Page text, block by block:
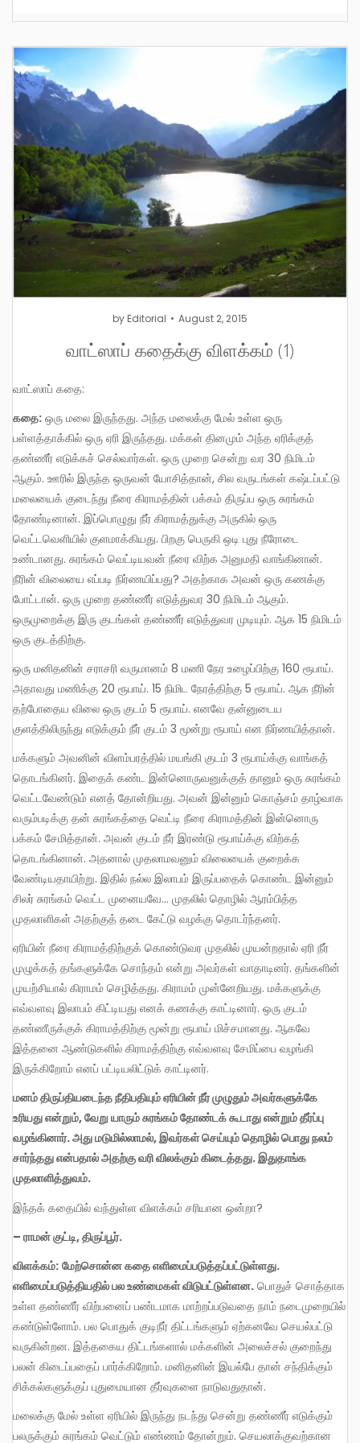
by Editorial August 2, 2015
வாட்ஸாப் கதைக்கு விளக்கம் (1)
வாட்ஸாப் கதை:
கதை: ஒரு மலை இருந்தது. அந்த மலைக்கு மேல் உள்ள ஒரு
பள்ளத்தாக்கில் ஒரு ஏரி இருந்தது. மக்கள் தினமும் அந்த ஏரிக்குத்
தண்ணீர் எடுக்கச் செல்வார்கள். ஒரு முறை சென்று வர 30 நிமிடம்
ஆகும். ஊரில் இருந்த ஒருவன் யோசித்தான், சில வருடங்கள் கஷ்டப்பட்டு
மலையைக் குடைந்து நீரை கிராமத்தின் பக்கம் திருப்ப ஒரு சுரங்கம்
தோண்டினான். இப்பொழுது நீர் கிராமத்துக்கு அருகில் ஒரு
வெட்டவெளியில் குளமாக்கியது. பிறகு பெருகி ஒடி புது நீரோடை
உண்டானது. சுரங்கம் வெட்டியவன் நீரை விற்க அனுமதி வாங்கினான்.
நீரின் விலையை எப்படி நிர்ணயிப்பது? அதற்காக அவன் ஒரு கணக்கு
போட்டான். ஒரு முறை தண்ணீர் எடுத்துவர 30 நிமிடம் ஆகும்.
ஒருமுறைக்கு இரு குடங்கள் தண்ணீர் எடுத்துவர முடியும். ஆக 15 நிமிடம்
ஒரு குடத்திற்கு.
ஒரு மனிதனின் சராசரி வருமானம் 8 மணி நேர உழைப்பிற்கு 160 ரூபாய்.
அதாவது மணிக்கு 20 ரூபாய். 15 நிமிட நேரத்திற்கு 5 ரூபாய். ஆக நீரின்
தற்போதைய விலை ஒரு குடம் 5 ரூபாய். எனவே தன்னுடைய
குளத்திலிருந்து எடுக்கும் நீர் குடம் 3 மூன்று ரூபாய் என நிர்ணயித்தான்.
மக்களும் அவனின் விளம்பரத்தில் மயங்கி குடம் 3 ரூபாய்க்கு வாங்கத்
தொடங்கினர். இதைக் கண்ட இன்னொருவனுக்குத் தானும் ஒரு சுரங்கம்
வெட்டவேண்டும் எனத் தோன்றியது. அவன் இன்னும் கொஞ்சம் தாழ்வாக
வரும்படிக்கு தன் சுரங்கத்தை வெட்டி நீரை கிராமத்தின் இன்னொரு
பக்கம் சேமித்தான். அவன் குடம் நீர் இரண்டு ரூபாய்க்கு விற்கத்
தொடங்கினான். அதனால் முதலாமவனும் விலையைக் குறைக்க
வேண்டியதாயிற்று. இதில் நல்ல இலாபம் இருப்பதைக் கொண்ட இன்னும்
சிலர் சுரங்கம் வெட்ட முனையவே… முதலில் தொழில் ஆரம்பித்த
முதலாளிகள் அதற்குத் தடை கேட்டு வழக்கு தொடர்ந்தனர்.
ஏரியின் நீரை கிராமத்திற்குக் கொண்டுவர முதலில் முயன்றதால் ஏரி நீர்
முழுக்கத் தங்களுக்கே சொந்தம் என்று அவர்கள் வாதாடினர். தங்களின்
முயற்சியால் கிராமம் செழித்தது. கிராமம் முன்னேறியது. மக்களுக்கு
எவ்வளவு இலாபம் கிட்டியது எனக் கணக்கு காட்டினார். ஒரு குடம்
தண்ணீருக்குக் கிராமத்திற்கு மூன்று ரூபாய் மிச்சமானது. ஆகவே
இத்தனை ஆண்டுகளில் கிராமத்திற்கு எவ்வளவு சேமிப்பை வழங்கி
இருக்கிறோம் எனப் பட்டியலிட்டுக் காட்டினர்.
மனம் திருப்தியடைந்த நீதிபதியும் ஏரியின் நீர் முழுதும் அவர்களுக்கே
உரியது என்றும், வேறு யாரும் சுரங்கம் தோண்டக் கூடாது என்றும் தீர்ப்பு
வழங்கினார். அது மடுமில்லாமல், இவர்கள் செய்யும் தொழில் பொது நலம்
சார்ந்தது என்பதால் அதற்கு வரி விலக்கும் கிடைத்தது. இதுதாங்க
முதலாளித்துவம்.
இந்தக் கதையில் வந்துள்ள விளக்கம் சரியான ஒன்றா?
– ராமன் குட்டி, திருப்பூர்.
விளக்கம்: மேற்சொன்ன கதை எளிமைப்படுத்தப்பட்டுள்ளது.
எளிமைப்படுத்தியதில் பல உண்மைகள் விடுபட்டுள்ளன. பொதுச் சொத்தாக
உள்ள தண்ணீர் விற்பனைப் பண்டமாக மாற்றப்படுவதை நாம் நடைமுறையில்
கண்டுள்ளோம். பல பொதுக் குடிநீர் திட்டங்களும் ஏற்கனவே செயல்பட்டு
வருகின்றன. இத்தகைய திட்டங்களால் மக்களின் அலைச்சல் குறைந்து
பலன் கிடைப்பதைப் பார்க்கிறோம். மனிதனின் இயல்பே தான் சந்திக்கும்
சிக்கல்களுக்குப் புதுமையான தீர்வுகளை நாடுவதுதான்.
மலைக்கு மேல் உள்ள ஏரியில் இருந்து நடந்து சென்று தண்ணீர் எடுக்கும்
பலருக்கும் சுரங்கம் வெட்டும் எண்ணம் தோன்றும். செயலாக்குவற்கான